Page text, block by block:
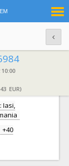
10:00
EUR)
Iasi,
+40